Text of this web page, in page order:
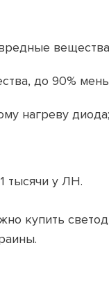
до 90%
нагреву диода;
тысячи у ЛН.
купить